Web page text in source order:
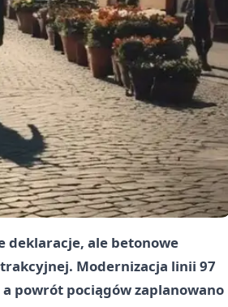
deklaracje, ale betonowe
Modernizacja linii 97
a powrót pociągów zaplanowano